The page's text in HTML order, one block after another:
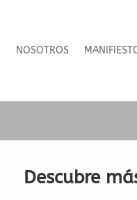
NOSOTROS
del
de
Descubre